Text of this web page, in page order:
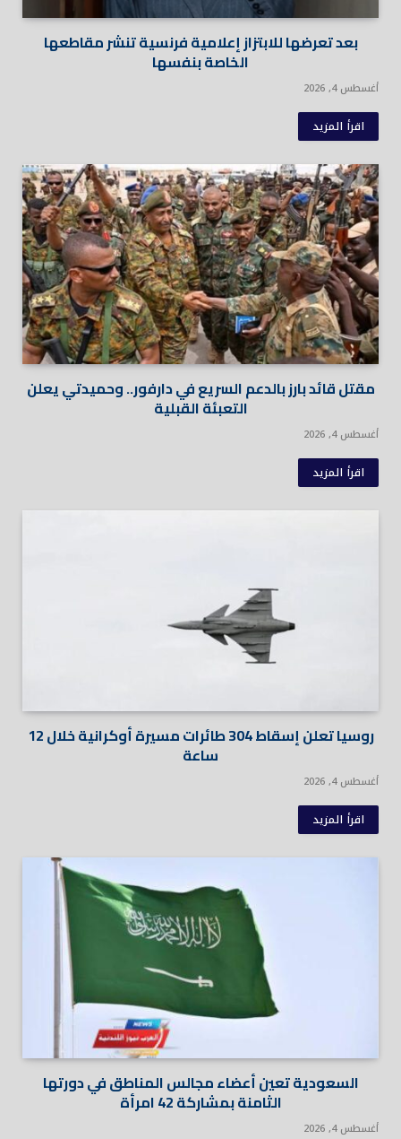
بعد تعرضها للابتزاز إعلامية فرنسية تنشر مقاطعها
الخاصة بنفسها
أغسطس 4, 2026
اقرأ المزيد
مقتل قائد بارز بالدعم السريع في دارفور.. وحميدتي يعلن
التعبئة القبلية
أغسطس 4, 2026
اقرأ المزيد
روسيا تعلن إسقاط 304 طائرات مسيرة أوكرانية خلال 12
ساعة
أغسطس 4, 2026
اقرأ المزيد
السعودية تعين أعضاء مجالس المناطق في دورتها
الثامنة بمشاركة 42 امرأة
أغسطس 4, 2026